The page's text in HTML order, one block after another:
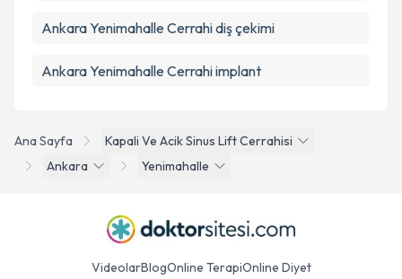
Ana Sayfa
Kapali Ve Acik Sinus Lift Cerrahisi
Ankara
Yenimahalle
Ankara Yenimahalle Cerrahi diş çekimi
Ankara Yenimahalle Cerrahi implant
VideolarBlogOnline TerapiOnline Diyet